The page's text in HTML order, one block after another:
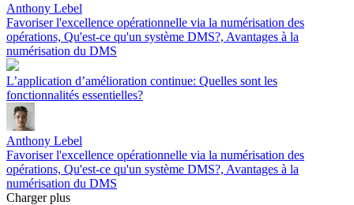
Anthony Lebel
Favoriser l'excellence opérationnelle via la numérisation des
opérations, Qu'est-ce qu'un système DMS?, Avantages à la
numérisation du DMS
L’application d’amélioration continue: Quelles sont les
fonctionnalités essentielles?
Anthony Lebel
Favoriser l'excellence opérationnelle via la numérisation des
opérations, Qu'est-ce qu'un système DMS?, Avantages à la
numérisation du DMS
Charger plus